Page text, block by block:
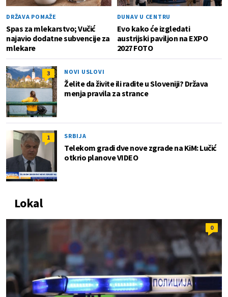
DRŽAVA POMAŽE
Spas za mlekarstvo; Vučić
najavio dodatne subvencije za
mlekare
DUNAV U CENTRU
Evo kako će izgledati
austrijski paviljon na EXPO
2027 FOTO
3 NOVI USLOVI
Želite da živite ili radite u Sloveniji? Država
menja pravila za strance
1 SRBIJA
Telekom gradi dve nove zgrade na KiM: Lučić
otkrio planove VIDEO
Lokal
0